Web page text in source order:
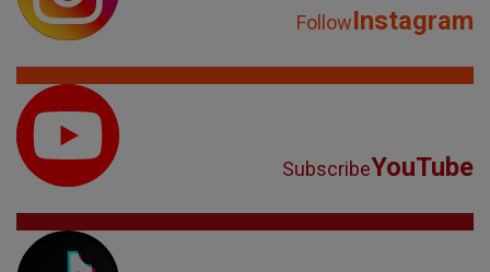
FollowInstagram
SubscribeYouTube